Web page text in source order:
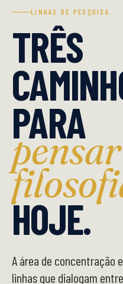
LINHAS DE PESQUISA
TRÊS
PARA
HOJE.
A área de concentração
linhas que dialogam